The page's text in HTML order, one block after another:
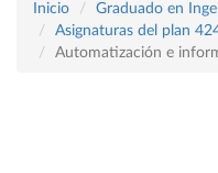
Inicio
Graduado en
Asignaturas del plan
Automatización e